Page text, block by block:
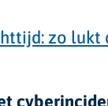
zo lukt